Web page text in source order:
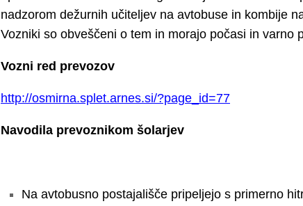
nadzorom dežurnih učiteljev na avtobuse in kombije
Vozniki so obveščeni o tem in morajo počasi in varno
Vozni red prevozov
http://osmirna.splet.arnes.si/?page_id=77
Navodila prevoznikom šolarjev
Na avtobusno postajališče pripeljejo s primerno